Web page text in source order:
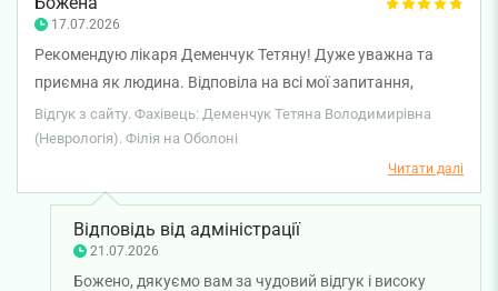
17.07.2026
Рекомендую лікаря Деменчук Тетяну! Дуже уважна та
приємна як людина. Відповіла на всі мої запитання,
детально пояснила ситуацію та розписала коректне
лікування. Ще раз дякую Тетяно! Буду рекомендувати
Відгук з сайту. Фахівець: Деменчук Тетяна Володимирівна
(Неврологія). Філія на Оболоні
Читати далі
Відповідь від адміністрації
21.07.2026
Божено, дякуємо вам за чудовий відгук і високу